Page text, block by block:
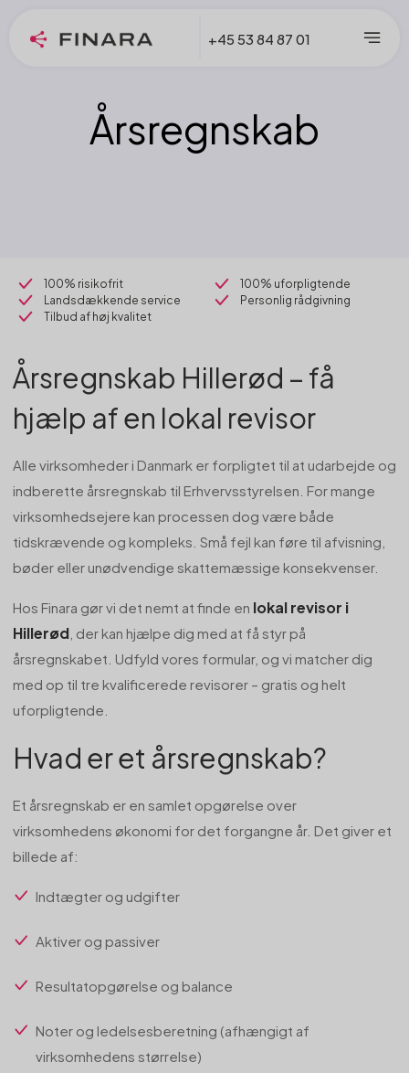
+45 53 84 87 01
Årsregnskab
100% risikofrit
100% uforpligtende
Landsdækkende service
Personlig rådgivning
Tilbud af høj kvalitet
Årsregnskab Hillerød – få
hjælp af en lokal revisor
Alle virksomheder i Danmark er forpligtet til at udarbejde og
indberette årsregnskab til Erhvervsstyrelsen. For mange
virksomhedsejere kan processen dog være både
tidskrævende og kompleks. Små fejl kan føre til afvisning,
bøder eller unødvendige skattemæssige konsekvenser.
Hos Finara gør vi det nemt at finde en lokal revisor i
Hillerød , der kan hjælpe dig med at få styr på
årsregnskabet. Udfyld vores formular, og vi matcher dig
med op til tre kvalificerede revisorer – gratis og helt
uforpligtende.
Hvad er et årsregnskab?
Et årsregnskab er en samlet opgørelse over
virksomhedens økonomi for det forgangne år. Det giver et
billede af:
Indtægter og udgifter
Aktiver og passiver
Resultatopgørelse og balance
Noter og ledelsesberetning (afhængigt af
virksomhedens størrelse)